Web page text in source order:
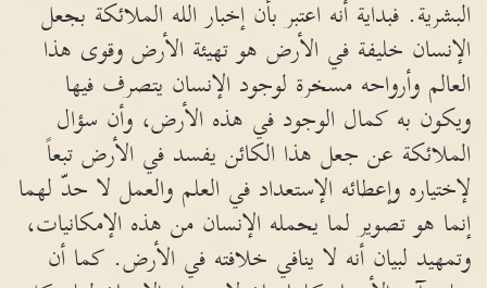
البشرية. فبداية أنه اعتبر بأن إخبار الله الملائكة بجعل
الإنسان خليفة في الأرض هو تهيئة الأرض وقوى هذا
العالم وأرواحه مسخرة لوجود الإنسان يتصرف فيها
ويكون به كمال الوجود في هذه الأرض، وأن سؤال
الملائكة عن جعل هذا الكائن يفسد في الأرض تبعاً
لإختياره وإعطائه الإستعداد في العلم والعمل لا حدّ لهما
إنما هو تصوير لما يحمله الإنسان من هذه الإمكانيات،
وتمهيد لبيان أنه لا ينافي خلافته في الأرض. كما أن